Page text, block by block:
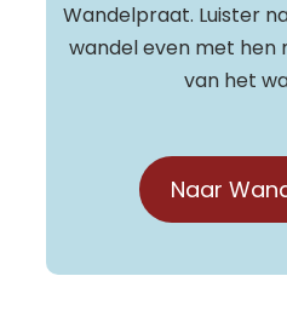
Wandelpraat. Luister
wandel even met hen
van het
Naar